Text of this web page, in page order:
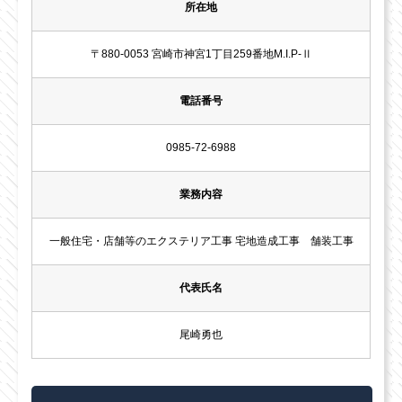
所在地
〒880-0053 宮崎市神宮1丁目259番地M.I.P-Ⅱ
電話番号
0985-72-6988
業務内容
一般住宅・店舗等のエクステリア工事 宅地造成工事 舗装工事
代表氏名
尾崎勇也